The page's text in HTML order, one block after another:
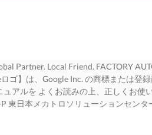
Partner. Local Friend. FACTORY
ゴ】は、Google Inc. の商標または登
アルを よくお読みの上、正しくお使
東日本メカトロソリューションセンタ
豊田市小坂本町1-5-10 （花京院スクエ